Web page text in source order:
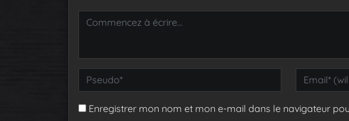
Enregistrer mon nom et mon e-mail dans le navigateur